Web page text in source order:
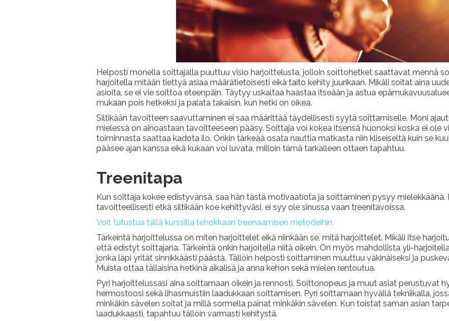
Helposti monella soittajalla puuttuu visio harjoittelusta, jolloin soittohetket saattavat mennä
harjoitella mitään tiettyä asiaa määrätietoisesti eikä taito kehity juurikaan. Mikäli soitat aina
asioita, se ei vie soittoa eteenpäin. Täytyy uskaltaa haastaa itseään ja astua
mukaan pois hetkeksi ja palata takaisin, kun hetki on oikea.
Siltikään tavoitteen saavuttaminen ei saa määrittää täydellisesti syytä soittamiselle. Moni
mielessä on ainoastaan tavoitteeseen pääsy. Soittaja voi kokea itsensä huonoksi koska ei ole
toiminnasta saattaa kadota ilo. Onkin tärkeää osata nauttia matkasta niin kliseiseltä kuin se
pääsee ajan kanssa eikä kukaan voi luvata, milloin tämä tarkalleen ottaen tapahtuu.
Treenitapa
Kun soittaja kokee edistyvänsä, saa hän tästä motivaatiota ja soittaminen pysyy mielekkäänä.
tavoitteellisesti etkä siltikään koe kehittyväsi, ei syy ole sinussa vaan treenitavoissa.
Voit tutustua tällä kurssilla tehokkaan treenaamisen metodeihin.
Tärkeintä harjoittelussa on miten harjoittelet eikä niinkään se, mitä harjoittelet. Mikäli itse
että edistyt soittajana. Tärkeintä onkin harjoitella niitä oikein. On myös mahdollista yli-
jonka läpi yrität sinnikkäästi päästä. Tällöin helposti soittaminen muuttuu väkinäiseksi ja
Muista ottaa tällaisina hetkinä aikalisä ja anna kehon sekä mielen rentoutua.
Pyri harjoittelussasi aina soittamaan oikein ja rennosti. Soittonopeus ja muut asiat perustuvat
hermostoosi sekä lihasmuistiin laadukkaan soittamisen. Pyri soittamaan hyvällä tekniikalla,
minkäkin sävelen soitat ja millä sormella painat minkäkin sävelen. Kun toistat saman asian
laadukkaasti, tapahtuu tällöin varmasti kehitystä.